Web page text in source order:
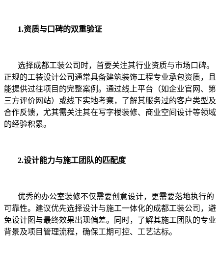
1.资质与口碑的双重验证
选择成都工装公司时，首要关注其行业资质与市场口碑。
正规的工装设计公司通常具备建筑装饰工程专业承包资质，且
能提供过往项目的完整案例。通过线上平台（如企业官网、第
三方评价网站）或线下实地考察，了解其服务过的客户类型及
合作反馈，尤其需关注其在写字楼装修、商业空间设计等领域
的经验积累。
2.设计能力与施工团队的匹配度
优秀的办公室装修不仅需要创意设计，更需要落地执行的
可靠性。建议优先选择设计与施工一体化的成都工装公司，避
免设计图与最终效果出现偏差。同时，了解其施工团队的专业
背景及项目管理流程，确保工期可控、工艺达标。